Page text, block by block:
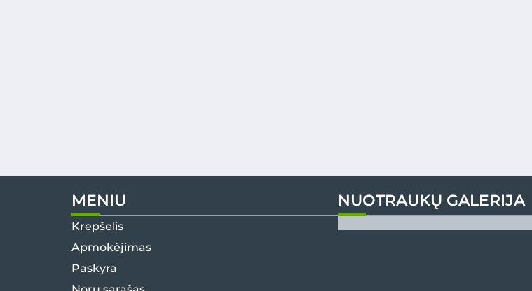
MENIU
Krepšelis
Apmokėjimas
Paskyra
NUOTRAUKŲ GALERIJA